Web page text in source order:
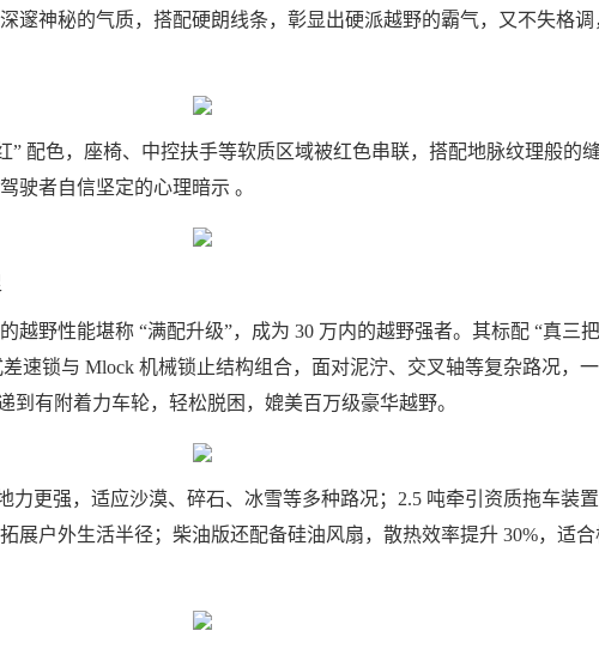
邃神秘的气质，搭配硬朗线条，彰显出硬派越野的霸气，又不失格调
” 配色，座椅、中控扶手等软质区域被红色串联，搭配地脉纹理般的缝
驶者自信坚定的心理暗示 。
越野性能堪称 “满配升级”，成为 30 万内的越野强者。其标配 “真三把
速锁与 Mlock 机械锁止结构组合，面对泥泞、交叉轴等复杂路况，
到有附着力车轮，轻松脱困，媲美百万级豪华越野。
力更强，适应沙漠、碎石、冰雪等多种路况；2.5 吨牵引资质拖车装置
展户外生活半径；柴油版还配备硅油风扇，散热效率提升 30%，适合